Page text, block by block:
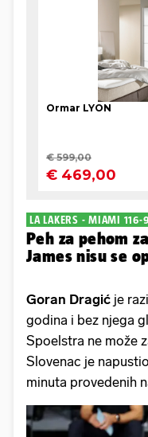
LA LAKERS - MIAMI 116-
Peh za pehom
James nisu se
Goran Dragić je
godina i bez njega
Spoelstra ne može
Slovenac je
minuta provedenih